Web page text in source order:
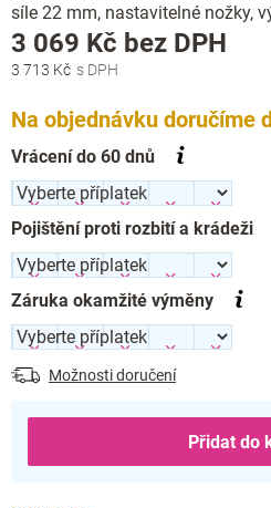
síle 22 mm, nastavitelné nožky,
3 713 Kč
3 069 Kč bez DPH
Na objednávku doručíme
Vrácení do 60 dnů
Pojištění proti rozbití a krádeži
Záruka okamžité výměny
Možnosti doručení
Přidat do